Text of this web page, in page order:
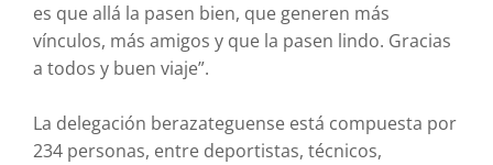
es que allá la pasen bien, que generen más
vínculos, más amigos y que la pasen lindo. Gracias
a todos y buen viaje”.
La delegación berazateguense está compuesta por
234 personas, entre deportistas, técnicos,